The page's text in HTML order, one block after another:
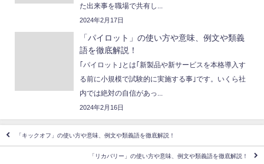
た出来事を職場で共有し...
2024年2月17日
「パイロット」の使い方や意味、例文や類義
語を徹底解説！
｢パイロット｣とは｢新製品や新サービスを本格導入す
る前に小規模で試験的に実施する事｣です。いくら社
内では絶対の自信があっ...
2024年2月16日
「キックオフ」の使い方や意味、例文や類義語を徹底解説！
「リカバリー」の使い方や意味、例文や類義語を徹底解説！